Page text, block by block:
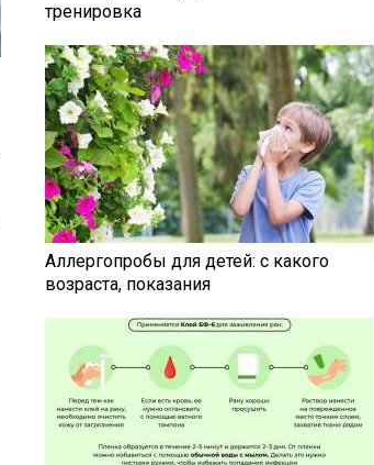
тренировка
Аллергопробы для детей: с какого
возраста, показания